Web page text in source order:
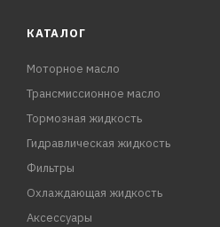
КАТАЛОГ
Моторное масло
Трансмиссионное масло
Тормозная жидкость
Гидравлическая жидкость
Фильтры
Охлаждающая жидкость
Аксессуары